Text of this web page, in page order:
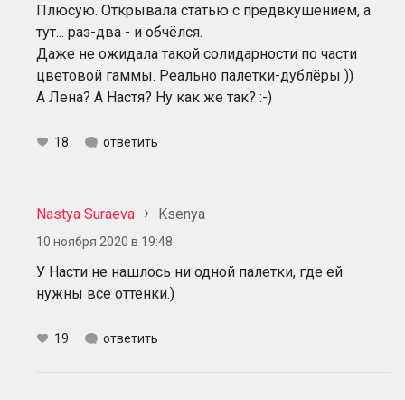
Плюсую. Открывала статью с предвкушением, а
тут... раз-два - и обчёлся.
Даже не ожидала такой солидарности по части
цветовой гаммы. Реально палетки-дублёры ))
А Лена? А Настя? Ну как же так? :-)
18 ответить
Nastya Suraeva Ksenya
10 ноября 2020 в 19:48
У Насти не нашлось ни одной палетки, где ей
нужны все оттенки.)
19 ответить